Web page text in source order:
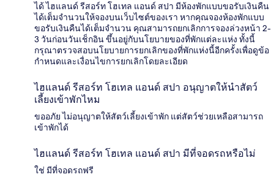
ได้ ไฮแลนด์ รีสอร์ท โฮเทล แอนด์ สปา มีห้องพักแบบขอรับเงินคืน
ได้เต็มจำนวนให้จองบนเว็บไซต์ของเรา หากคุณจองห้องพักแบบ
ขอรับเงินคืนได้เต็มจำนวน คุณสามารถยกเลิกการจองล่วงหน้า 2-
3 วันก่อนวันเช็กอิน ขึ้นอยู่กับนโยบายของที่พักแต่ละแห่ง ทั้งนี้
กรุณาตรวจสอบนโยบายการยกเลิกของที่พักแห่งนี้อีกครั้งเพื่อดูข้อ
กำหนดและเงื่อนไขการยกเลิกโดยละเอียด
ไฮแลนด์ รีสอร์ท โฮเทล แอนด์ สปา อนุญาตให้นำสัตว์
เลี้ยงเข้าพักไหม
ขออภัย ไม่อนุญาตให้สัตว์เลี้ยงเข้าพัก แต่สัตว์ช่วยเหลือสามารถ
เข้าพักได้
ไฮแลนด์ รีสอร์ท โฮเทล แอนด์ สปา มีที่จอดรถหรือไม่
ใช่ มีที่จอดรถฟรี